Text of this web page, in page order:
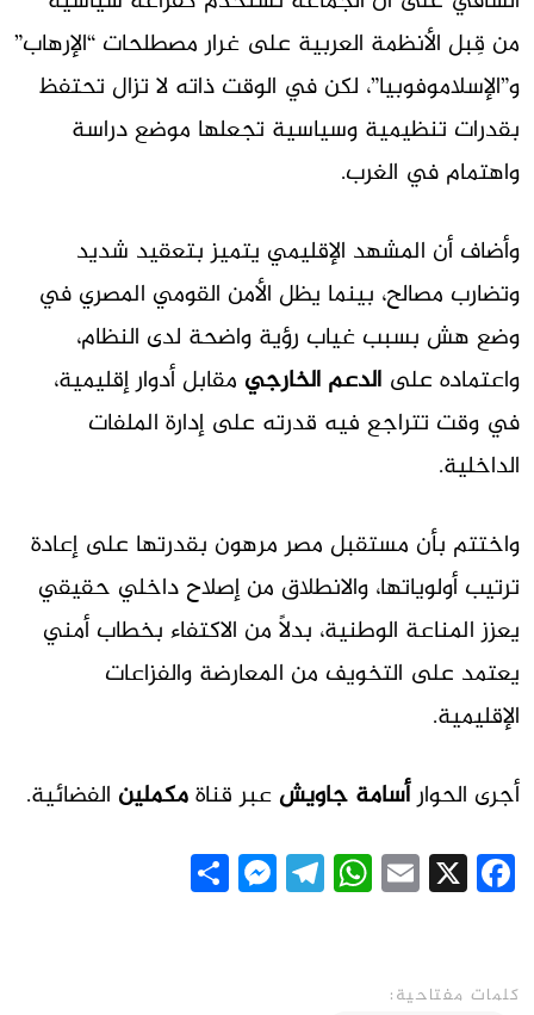
من قِبل الأنظمة العربية على غرار مصطلحات “الإرهاب”
و”الإسلاموفوبيا”، لكن في الوقت ذاته لا تزال تحتفظ
بقدرات تنظيمية وسياسية تجعلها موضع دراسة
واهتمام في الغرب.
وأضاف أن المشهد الإقليمي يتميز بتعقيد شديد
وتضارب مصالح، بينما يظل الأمن القومي المصري في
وضع هش بسبب غياب رؤية واضحة لدى النظام،
واعتماده على الدعم الخارجي مقابل أدوار إقليمية،
في وقت تتراجع فيه قدرته على إدارة الملفات
الداخلية.
واختتم بأن مستقبل مصر مرهون بقدرتها على إعادة
ترتيب أولوياتها، والانطلاق من إصلاح داخلي حقيقي
يعزز المناعة الوطنية، بدلاً من الاكتفاء بخطاب أمني
يعتمد على التخويف من المعارضة والفزاعات
الإقليمية.
أجرى الحوارأسامة جاويش عبر قناةمكملين الفضائية.
Facebook
X
Email
WhatsApp
Telegram
Messenger
كلمات مفتاحية: